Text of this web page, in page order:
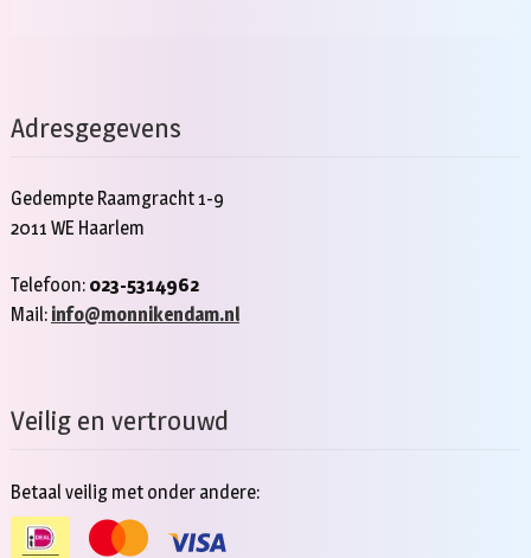
Adresgegevens
Gedempte Raamgracht 1-9
2011 WE Haarlem
Telefoon: 023-5314962
Mail: info@monnikendam.nl
Veilig en vertrouwd
Betaal veilig met onder andere: